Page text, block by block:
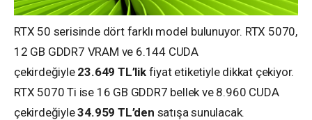
RTX 50 serisinde dört farklı model bulunuyor. RTX 5070,
12 GB GDDR7 VRAM ve 6.144 CUDA
çekirdeğiyle 23.649 TL’likfiyat etiketiyle dikkat çekiyor.
RTX 5070 Ti ise 16 GB GDDR7 bellek ve 8.960 CUDA
çekirdeğiyle34.959 TL’den satışa sunulacak.